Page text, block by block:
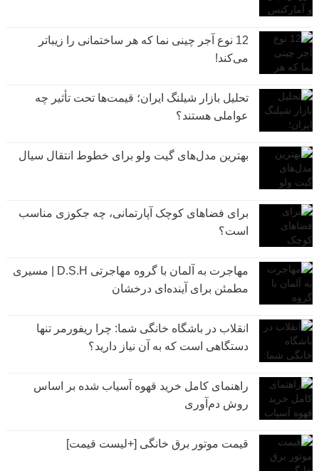
12 نوع آجر چینی نما که هر ساختمانی را زیباتر
می‌کند!
تحلیل بازار شیلنگ ایران؛ قیمت‌ها تحت تأثیر چه
عواملی هستند؟
بهترین مدل‌های گیت ولو برای خطوط انتقال سیال
برای فضاهای کوچک آپارتمانی، چه جکوزی مناسب
است؟
مهاجرت به آلمان با گروه مهاجرتی D.S.H | مسیری
مطمئن برای آینده‌ای درخشان
انقلاب در باشگاه خانگی شما: چرا ریفورمر تنها
دستگاهی است که به آن نیاز دارید؟
راهنمای کامل خرید قهوه آسیاب شده بر اساس
روش دم‌آوری
قیمت موتور برق خانگی [+لیست قیمت]